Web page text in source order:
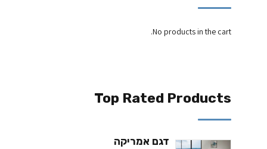
No products in the cart.
Top Rated Products
דגם אמריקה